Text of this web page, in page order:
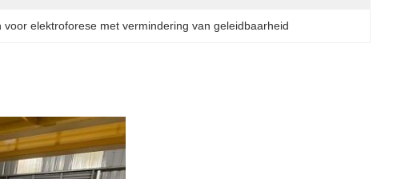
voor elektroforese met vermindering van geleidbaarheid